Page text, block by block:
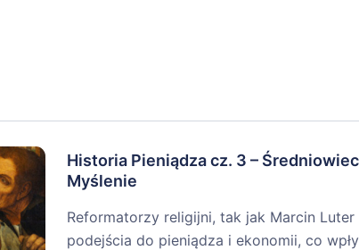
Historia Pieniądza cz. 3 –
Myślenie
Reformatorzy religijni, tak jak Marcin
podejścia do pieniądza i ekonomii, co